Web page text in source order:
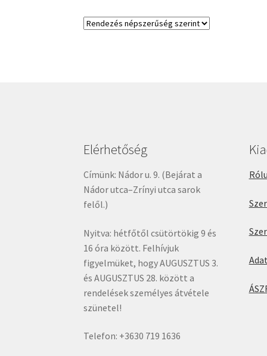
Elérhetőség
Címünk: Nádor u. 9. (Bejárat a
Nádor utca–Zrínyi utca sarok
felől.)
Nyitva: hétfőtől csütörtökig 9 és
16 óra között. Felhívjuk
figyelmüket, hogy AUGUSZTUS 3.
és AUGUSZTUS 28. között a
rendelések személyes átvétele
szünetel!
Telefon: +3630 719 1636